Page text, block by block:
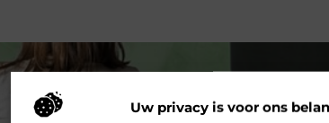
Uw privacy is voor ons